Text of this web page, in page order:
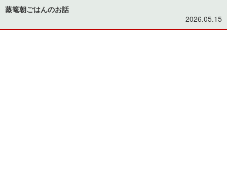
蒸篭朝ごはんのお話
2026.05.15